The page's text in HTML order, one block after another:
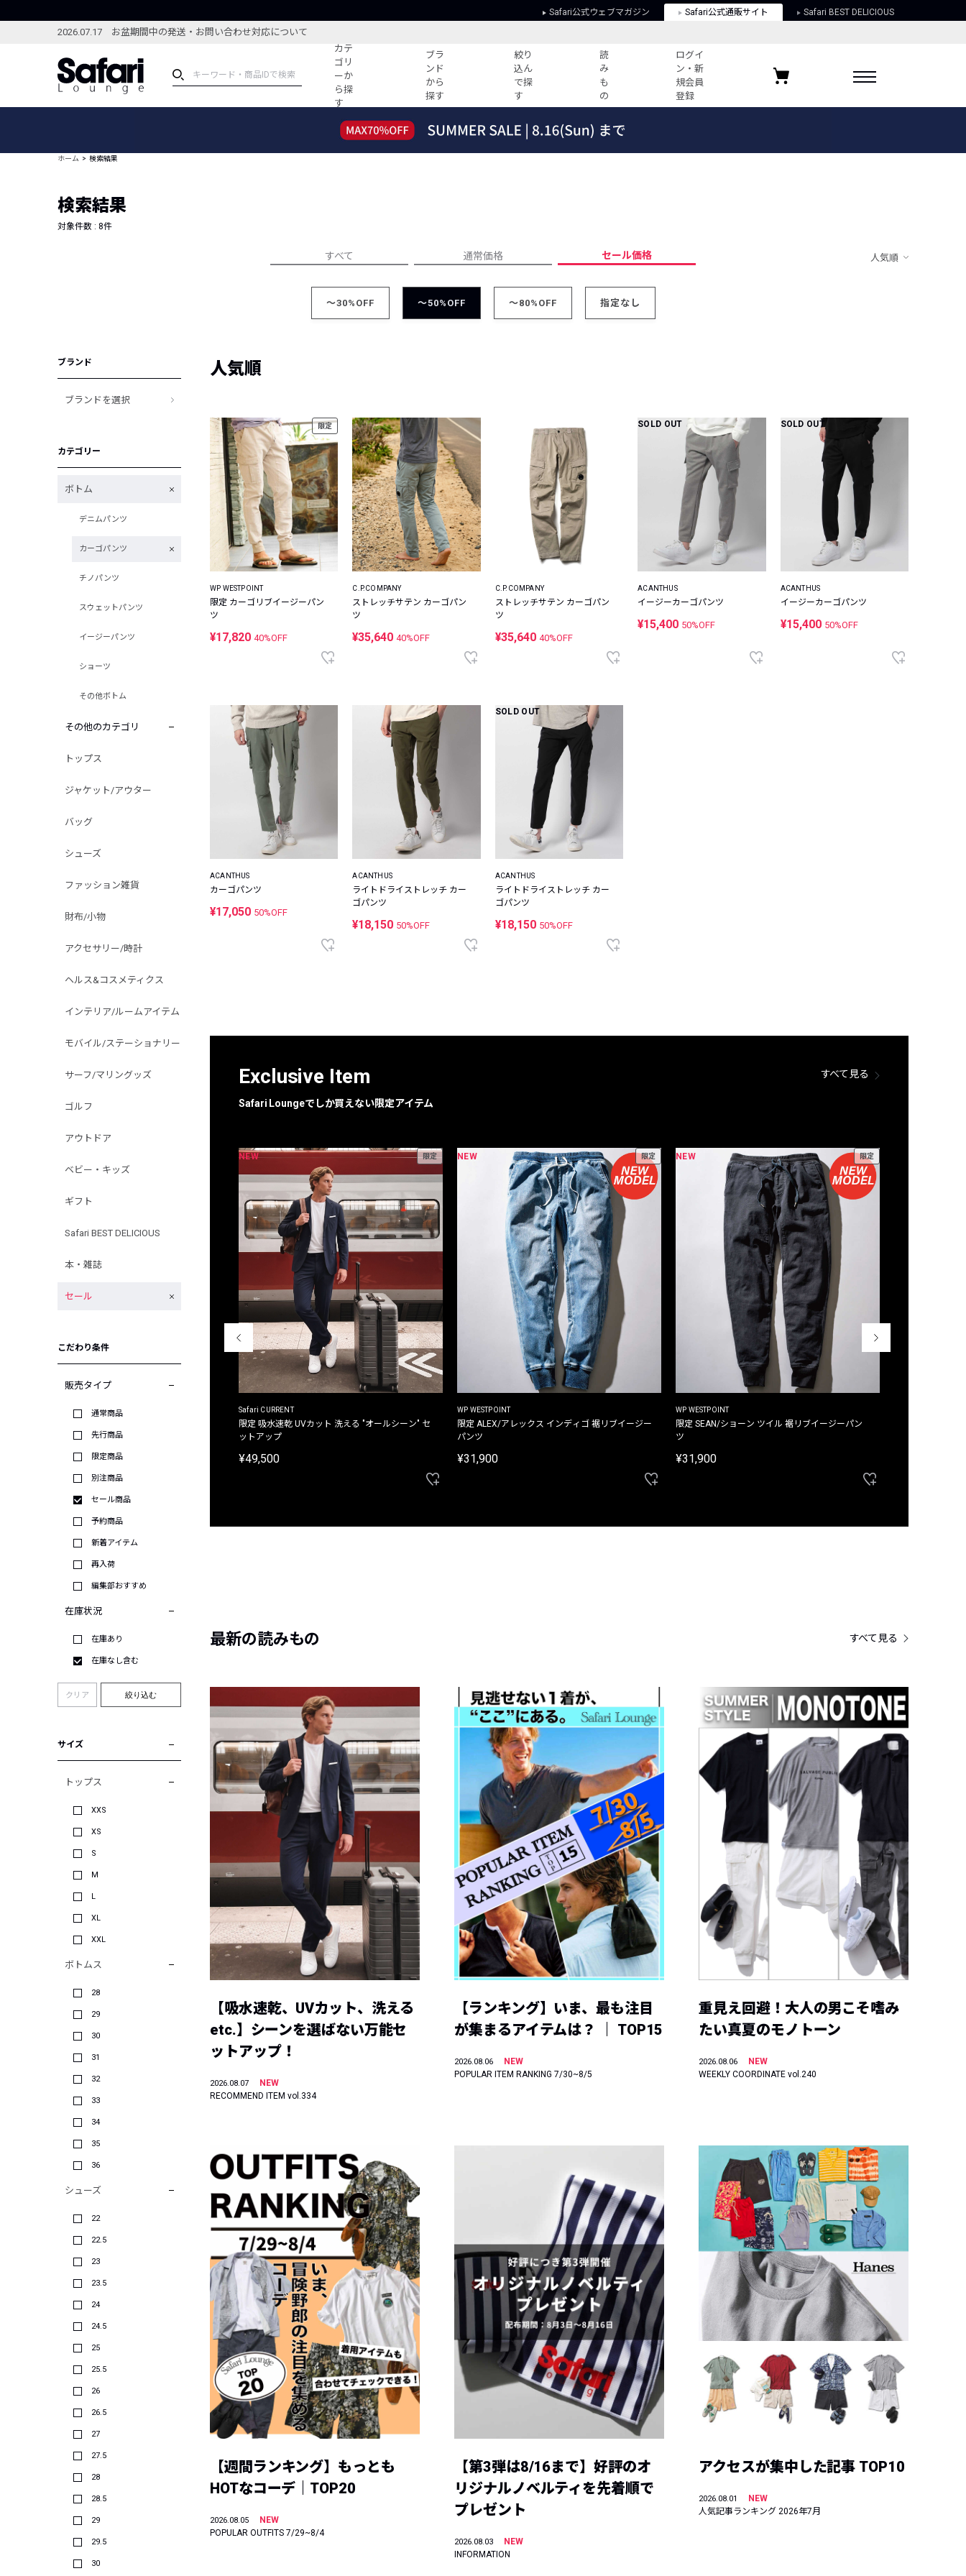
Safari公式ウェブマガジン Safari公式通販サイト Safari BEST DELICIOUS
2026.07.17 お盆期間中の発送・お問い合わせ対応について
カテ
ゴリ
ーか
ら探
す
ブラ
ンド
から
探す
絞り
込ん
で探
す
読
み
も
の
ログイ
ン・新
規会員
登録
ブランドから探す
新着アイテム
編集部のおすすめアイテム
すべての記事
人気記事ランキング
ウィークリーコーデ
人気アイテム TOP 15
プライバシーポリシー
お気に入りブランド
ホーム 検索結果
検索結果
対象件数 : 8件
すべて 通常価格 セール価格 人気順
～30%OFF ～50%OFF ～80%OFF 指定なし
ブランド
ブランドを選択
カテゴリー
ボトム
デニムパンツ
カーゴパンツ
チノパンツ
スウェットパンツ
イージーパンツ
ショーツ
その他ボトム
その他のカテゴリ
トップス
ジャケット/アウター
バッグ
シューズ
ファッション雑貨
財布/小物
アクセサリー/時計
ヘルス&コスメティクス
インテリア/ルームアイテム
モバイル/ステーショナリー
サーフ/マリングッズ
ゴルフ
アウトドア
ベビー・キッズ
ギフト
Safari BEST DELICIOUS
本・雑誌
セール
こだわり条件
販売タイプ
通常商品
先行商品
限定商品
別注商品
セール商品
予約商品
新着アイテム
再入荷
編集部おすすめ
在庫状況
在庫あり
在庫なし含む
クリア 絞り込む
サイズ
トップス
XXS
XS
S
M
L
XL
XXL
ボトムス
28
29
30
31
32
33
34
35
36
シューズ
22
22.5
23
23.5
24
24.5
25
25.5
26
26.5
27
27.5
28
28.5
29
29.5
30
人気順
限定
WP WESTPOINT
限定 カーゴリブイージーパン
ツ
¥17,820 40%OFF
C.P.COMPANY
ストレッチサテン カーゴパン
ツ
¥35,64040%OFF
C.P.COMPANY
ストレッチサテン カーゴパン
ツ
¥35,640 40%OFF
SOLD OUT
ACANTHUS
イージーカーゴパンツ
¥15,400 50%OFF
SOLD OUT
ACANTHUS
イージーカーゴパンツ
¥15,400 50%OFF
ACANTHUS
カーゴパンツ
¥17,050 50%OFF
ACANTHUS
ライトドライストレッチ カー
ゴパンツ
¥18,150 50%OFF
SOLD OUT
ACANTHUS
ライトドライストレッチ カー
ゴパンツ
¥18,150 50%OFF
Exclusive Item
Safari Loungeでしか買えない限定アイテム
すべて見る
NEW 限定
Safari CURRENT
限定 吸水速乾 UVカット 洗える "オールシーン" セ
ットアップ
¥49,500
NEW 限定
WP WESTPOINT
限定 ALEX/アレックス インディゴ 裾リブイージー
パンツ
¥31,900
NEW 限定
WP WESTPOINT
限定 SEAN/ショーン ツイル 裾リブイージーパン
ツ
¥31,900
最新の読みもの すべて見る
【吸水速乾、UVカット、洗える
etc.】シーンを選ばない万能セ
ットアップ！
2026.08.07
NEW
RECOMMEND ITEM vol.334
【ランキング】いま、最も注目
が集まるアイテムは？ ｜ TOP15
2026.08.06
NEW
POPULAR ITEM RANKING 7/30~8/5
重見え回避！大人の男こそ嗜み
たい真夏のモノトーン
2026.08.06
NEW
WEEKLY COORDINATE vol.240
【週間ランキング】もっとも
HOTなコーデ｜TOP20
2026.08.05
NEW
POPULAR OUTFITS 7/29~8/4
【第3弾は8/16まで】好評のオ
リジナルノベルティを先着順で
プレゼント
2026.08.03
NEW
INFORMATION
アクセスが集中した記事 TOP10
2026.08.01
NEW
人気記事ランキング 2026年7月